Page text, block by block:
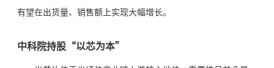
有望在出货量、销售额上实现大幅增长。
中科院持股“以芯为本”